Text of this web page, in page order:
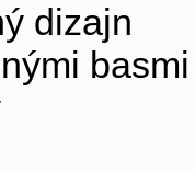
dizajn
basmi